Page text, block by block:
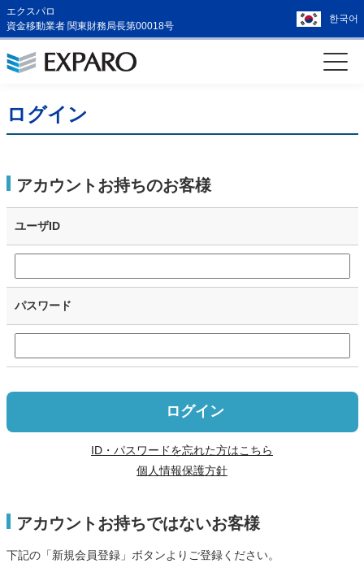
エクスパロ
資金移動業者 関東財務局長第00018号
한국어
ログイン
アカウントお持ちのお客様
ユーザID
パスワード
ログイン
ID・パスワードを忘れた方はこちら
個人情報保護方針
アカウントお持ちではないお客様
下記の「新規会員登録」ボタンよりご登録ください。